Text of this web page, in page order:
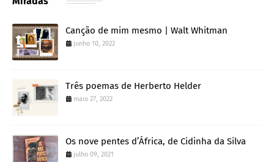
Canção de mim mesmo | Walt Whitman
junho 10, 2022
Três poemas de Herberto Helder
maio 27, 2022
Os nove pentes d’África, de Cidinha da Silva
julho 09, 2021